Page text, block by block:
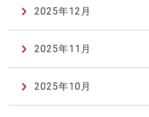
2025年12月
2025年11月
2025年10月